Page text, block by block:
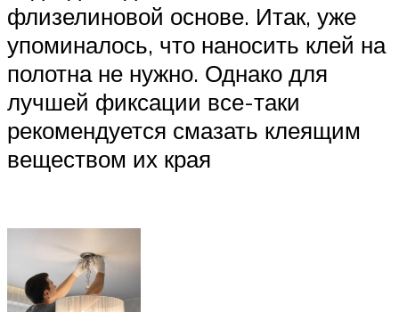
флизелиновой основе. Итак, уже
упоминалось, что наносить клей на
полотна не нужно. Однако для
лучшей фиксации все-таки
рекомендуется смазать клеящим
веществом их края